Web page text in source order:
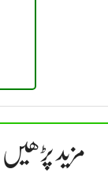
مزید پڑھیں